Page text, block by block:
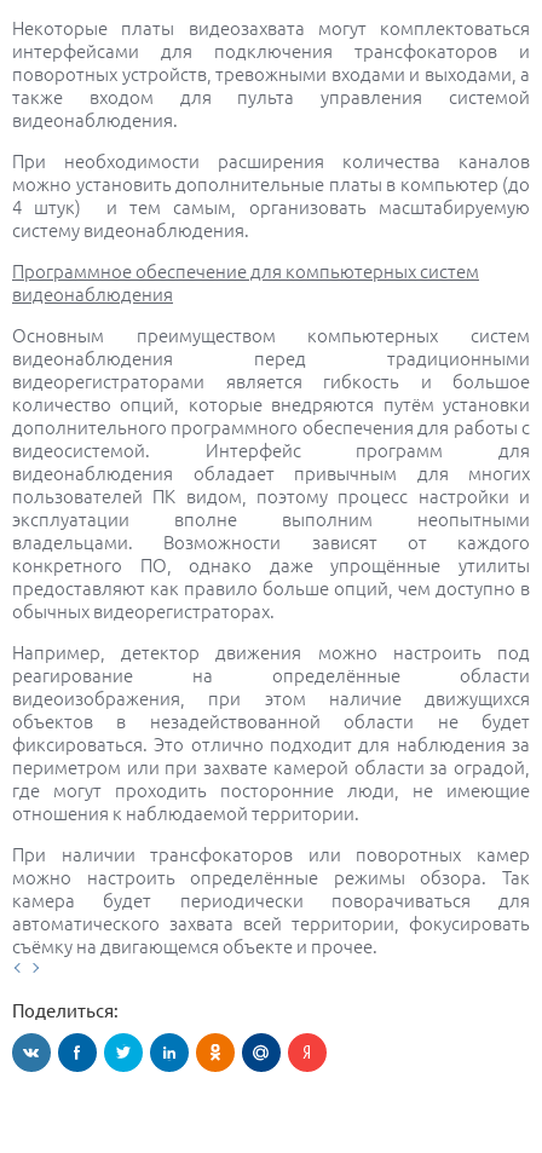
Некоторые платы видеозахвата могут комплектоваться
интерфейсами для подключения трансфокаторов и
поворотных устройств, тревожными входами и выходами, а
также входом для пульта управления системой
видеонаблюдения.
При необходимости расширения количества каналов
можно установить дополнительные платы в компьютер (до
4 штук) и тем самым, организовать масштабируемую
систему видеонаблюдения.
Программное обеспечение для компьютерных систем
видеонаблюдения
Основным преимуществом компьютерных систем
видеонаблюдения перед традиционными
видеорегистраторами является гибкость и большое
количество опций, которые внедряются путём установки
дополнительного программного обеспечения для работы с
видеосистемой. Интерфейс программ для
видеонаблюдения обладает привычным для многих
пользователей ПК видом, поэтому процесс настройки и
эксплуатации вполне выполним неопытными
владельцами. Возможности зависят от каждого
конкретного ПО, однако даже упрощённые утилиты
предоставляют как правило больше опций, чем доступно в
обычных видеорегистраторах.
Например, детектор движения можно настроить под
реагирование на определённые области
видеоизображения, при этом наличие движущихся
объектов в незадействованной области не будет
фиксироваться. Это отлично подходит для наблюдения за
периметром или при захвате камерой области за оградой,
где могут проходить посторонние люди, не имеющие
отношения к наблюдаемой территории.
При наличии трансфокаторов или поворотных камер
можно настроить определённые режимы обзора. Так
камера будет периодически поворачиваться для
автоматического захвата всей территории, фокусировать
съёмку на двигающемся объекте и прочее.
Поделиться: